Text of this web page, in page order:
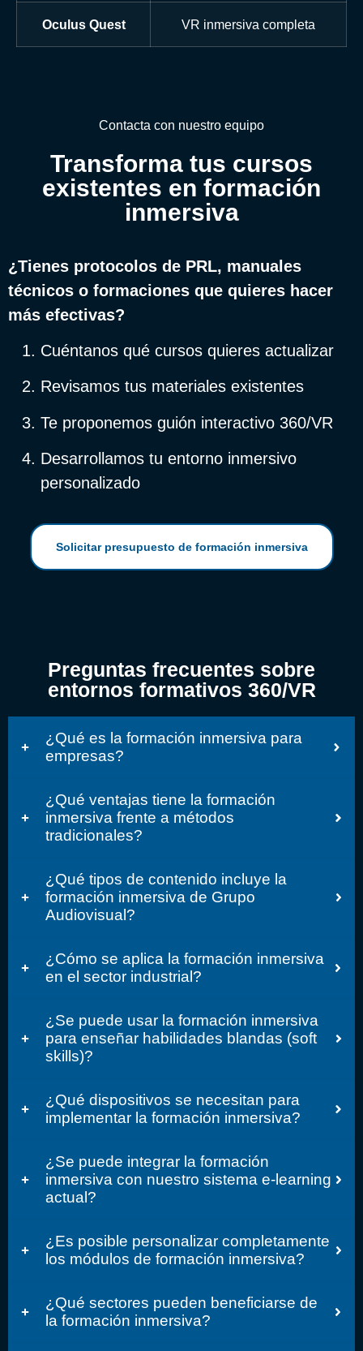
Oculus Quest VR inmersiva completa
Contacta con nuestro equipo
Transforma tus cursos
existentes en formación
inmersiva
¿Tienes protocolos de PRL, manuales
técnicos o formaciones que quieres hacer
más efectivas?
Cuéntanos qué cursos quieres actualizar
Revisamos tus materiales existentes
Te proponemos guión interactivo 360/VR
Desarrollamos tu entorno inmersivo
personalizado
Solicitar presupuesto de formación inmersiva
Preguntas frecuentes sobre
entornos formativos 360/VR
¿Qué es la formación inmersiva para
empresas?
¿Qué ventajas tiene la formación
inmersiva frente a métodos
tradicionales?
¿Qué tipos de contenido incluye la
formación inmersiva de Grupo
Audiovisual?
¿Cómo se aplica la formación inmersiva
en el sector industrial?
¿Se puede usar la formación inmersiva
para enseñar habilidades blandas (soft
skills)?
¿Qué dispositivos se necesitan para
implementar la formación inmersiva?
¿Se puede integrar la formación
inmersiva con nuestro sistema e-learning
actual?
¿Es posible personalizar completamente
los módulos de formación inmersiva?
¿Qué sectores pueden beneficiarse de
la formación inmersiva?